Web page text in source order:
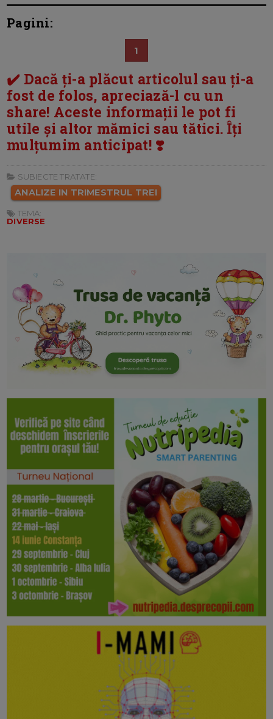
Pagini:
1
✔️ Dacă ți-a plăcut articolul sau ți-a
fost de folos, apreciază-l cu un
share! Aceste informații le pot fi
utile și altor mămici sau tătici. Îți
mulțumim anticipat! ❣️
SUBIECTE TRATATE:
ANALIZE IN TRIMESTRUL TREI
TEMA:
DIVERSE